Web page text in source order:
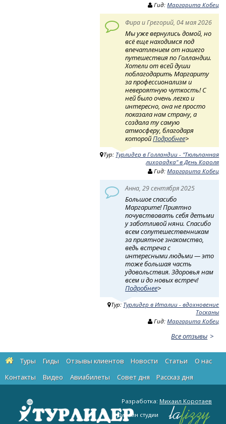
Гид:Маргарита Кобец
Фира и Грегорий, 04 мая 2026
Мы уже вернулись домой, но
всё еще находимся под
впечатлением от нашего
путешествия по Голландии.
Хотели от всей души
поблагодарить Маргариту
за профессионализм и
невероятную чуткость! ​ С
ней было очень легко и
интересно, она не просто
показала нам страну, а
создала ту самую
атмосферу, благодаря
которойПодробнее>
Тур: Турлидер в Голландии - "Тюльпанная
лихорадка" в День Короля
Гид:Маргарита Кобец
Анна, 29 сентября 2025
Большое спасибо
Маргарите! Приятно
почувствовать себя детьми
у заботливой няни. Спасибо
всем сопутешественникам
за приятное знакомство,
ведь встреча с
интересными людьми — это
тоже большая часть
удовольствия. Здоровья нам
всем и до новых встреч!
Подробнее>
Тур: Турлидер в Италии - вдохновение
Тосканы
Гид:Маргарита Кобец
Все отзывы
Туры Гиды Отзывы клиентов Новости Статьи
О нас
Контакты
Видео Авиабилеты Cовет дня Рассказ дня
Разработка: Михаил Коротаев
Дизайн студии